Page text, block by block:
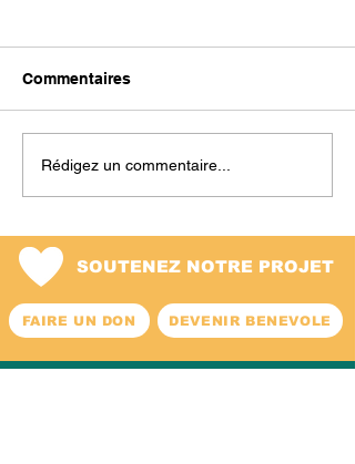
Commentaires
Rédigez un commentaire...
SOUTENEZ NOTRE PROJET
FAIRE UN DON DEVENIR BENEVOLE